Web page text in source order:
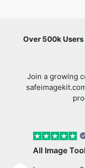
Over 500k Users
Join a growing
All Image